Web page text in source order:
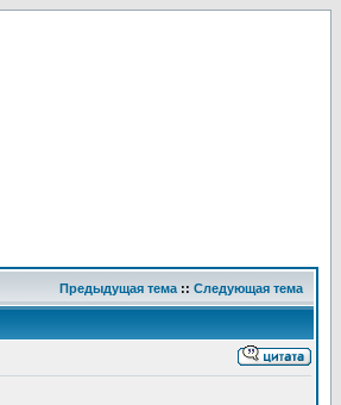
Предыдущая тема :: Следующая тема